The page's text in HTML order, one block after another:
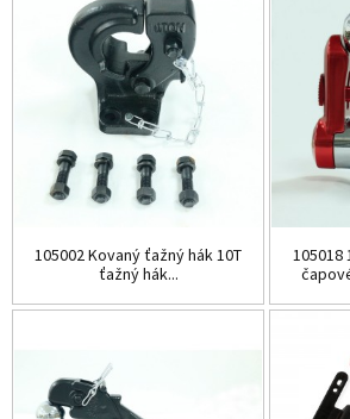
105002 Kovaný ťažný hák 10T
ťažný hák...